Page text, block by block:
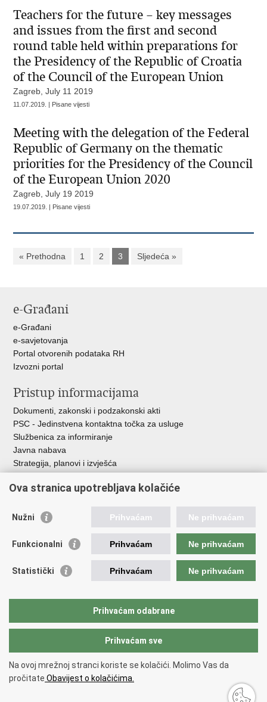
Teachers for the future – key messages
and issues from the first and second
round table held within preparations for
the Presidency of the Republic of Croatia
of the Council of the European Union
Zagreb, July 11 2019
11.07.2019. | Pisane vijesti
Meeting with the delegation of the Federal
Republic of Germany on the thematic
priorities for the Presidency of the Council
of the European Union 2020
Zagreb, July 19 2019
19.07.2019. | Pisane vijesti
« Prethodna 1 2 3 Sljedeća »
e-Građani
e-Građani
e-savjetovanja
Portal otvorenih podataka RH
Izvozni portal
Pristup informacijama
Dokumenti, zakonski i podzakonski akti
PSC - Jedinstvena kontaktna točka za usluge
Službenica za informiranje
Javna nabava
Strategija, planovi i izvješća
Korisne poveznice
Vlada RH
ASOO
CARNET
Copyright © 2026 Ministarstvo znanosti, obrazovanja i mladih.
korištenjaIzjava o pristupačnosti
Ova stranica upotrebljava kolačiće
Nužni Prihvaćam Ne prihvaćam
Funkcionalni Prihvaćam Ne prihvaćam
Statistički Prihvaćam Ne prihvaćam
Prihvaćam odabrane
Prihvaćam sve
Na ovoj mrežnoj stranci koriste se kolačići. Molimo Vas da
pročitate Obavijest o kolačićima.